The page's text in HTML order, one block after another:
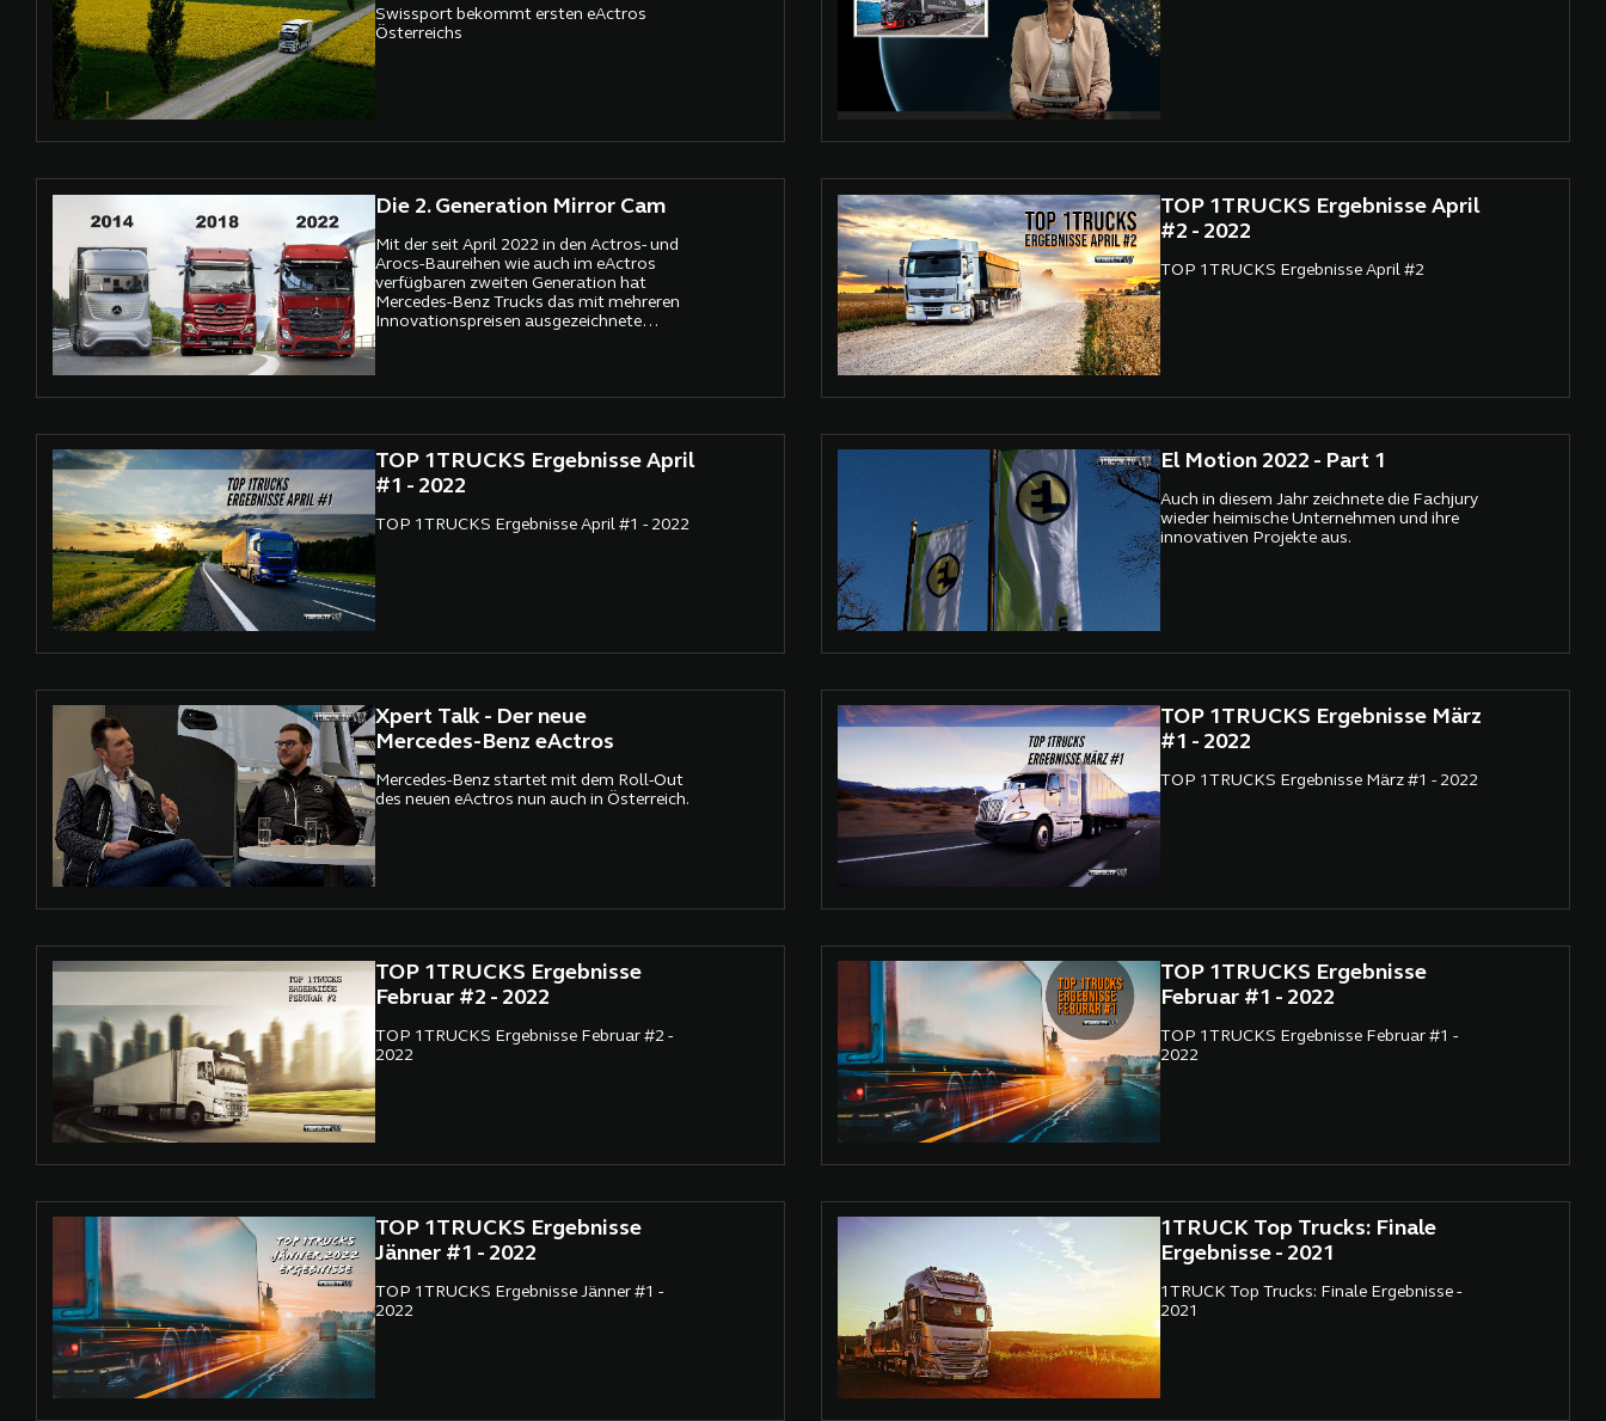
Swissport bekommt ersten eActros
Österreichs
Die 2. Generation Mirror Cam
Mit der seit April 2022 in den Actros- und
Arocs-Baureihen wie auch im eActros
verfügbaren zweiten Generation hat
Mercedes-Benz Trucks das mit mehreren
Innovationspreisen ausgezeichnete
System in wichtigen Details
TOP 1TRUCKS Ergebnisse April
#2 - 2022
TOP 1TRUCKS Ergebnisse April #2
TOP 1TRUCKS Ergebnisse April
#1 - 2022
TOP 1TRUCKS Ergebnisse April #1 - 2022
El Motion 2022 - Part 1
Auch in diesem Jahr zeichnete die Fachjury
wieder heimische Unternehmen und ihre
innovativen Projekte aus.
Xpert Talk - Der neue
Mercedes-Benz eActros
Mercedes-Benz startet mit dem Roll-Out
des neuen eActros nun auch in Österreich.
TOP 1TRUCKS Ergebnisse März
#1 - 2022
TOP 1TRUCKS Ergebnisse März #1 - 2022
TOP 1TRUCKS Ergebnisse
Februar #2 - 2022
TOP 1TRUCKS Ergebnisse Februar #2 -
2022
TOP 1TRUCKS Ergebnisse
Februar #1 - 2022
TOP 1TRUCKS Ergebnisse Februar #1 -
2022
TOP 1TRUCKS Ergebnisse
Jänner #1 - 2022
TOP 1TRUCKS Ergebnisse Jänner #1 -
2022
1TRUCK Top Trucks: Finale
Ergebnisse - 2021
1TRUCK Top Trucks: Finale Ergebnisse -
2021